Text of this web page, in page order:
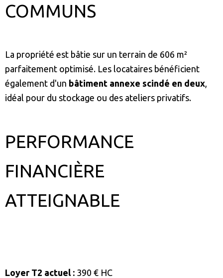
COMMUNS
La propriété est bâtie sur un terrain de 606 m²
parfaitement optimisé. Les locataires bénéficient
également d'un bâtiment annexe scindé en deux
idéal pour du stockage ou des ateliers privatifs.
PERFORMANCE
FINANCIÈRE
ATTEIGNABLE
Loyer T2 actuel : 390 € HC